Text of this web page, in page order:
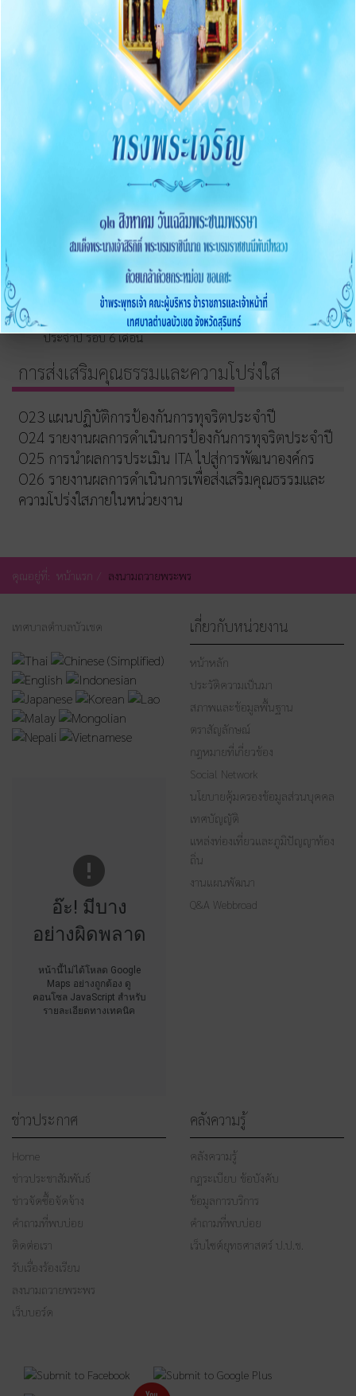
O16 แนวปฏิบัติการจัดการเรื่องร้องเรียนการทุจริตและ
ประพฤติมิชอบ
O17 ช่องทางแจ้งเรื่องร้องเรียนการทุจริต
O18 ข้อมูลสถิติเรื่องร้องเรียนการทุจริตประจำปี
O19 การเปิดโอกาสให้มีส่วนร่วม
การดำเนินการเพื่อป้องกันการทุจริต
O20 ประกาศเจตนารมณ์และการสร้างวัฒนธรรม ตาม
นโยบาย No Gift Policy
การสร้างวัฒนธรรม No Gift Policy
รายงานผลตามนโยบาย No Gift Policy
O21 การประเมินความเสี่ยงการทุจริตในหน่วยงานภาครัฐ
O22 รายงานผลการดำเนินการตามแผนบริหารจัดการความ
เสี่ยงการทุจริตของหน่วยงานประจำปี
รายงานการกำกับติดตามการดำเนินการป้องกันการทุจริต
ประจำปี รอบ 6 เดือน
การส่งเสริมคุณธรรมและความโปร่งใส
O23 แผนปฏิบัติการป้องกันการทุจริตประจำปี
O24 รายงานผลการดำเนินการป้องกันการทุจริตประจำปี
O25 การนำผลการประเมิน ITA ไปสู่การพัฒนาองค์กร
O26 รายงานผลการดำเนินการเพื่อส่งเสริมคุณธรรมและ
ความโปร่งใสภายในหน่วยงาน
คุณอยู่ที่: หน้าแรก ลงนามถวายพระพร
เทศบาลตำบลบัวเชด
อ๊ะ! มีบาง
อย่างผิดพลาด
หน้านี้ไม่ได้โหลด Google
Maps อย่างถูกต้อง ดู
คอนโซล JavaScript สำหรับ
รายละเอียดทางเทคนิค
เกี่ยวกับหน่วยงาน
หน้าหลัก
ประวัติความเป็นมา
สภาพและข้อมูลพื้นฐาน
ตราสัญลักษณ์
กฎหมายที่เกี่ยวข้อง
Social Network
นโยบายคุ้มครองข้อมูลส่วนบุคคล
เทศบัญญัติ
แหล่งท่องเที่ยวและภูมิปัญญาท้อง
ถิ่น
งานแผนพัฒนา
Q&A Webbroad
ข่าวประกาศ
Home
ข่าวประชาสัมพันธ์
ข่าวจัดซื้อจัดจ้าง
คำถามที่พบบ่อย
ติดต่อเรา
รับเรื่องร้องเรียน
ลงนามถวายพระพร
เว็บบอร์ด
คลังความรู้
คลังความรู้
กฎระเบียบ ข้อบังคับ
ข้อมูลการบริการ
คำถามที่พบบ่อย
เว็บไซต์ยุทธศาสตร์ ป.ป.ช.